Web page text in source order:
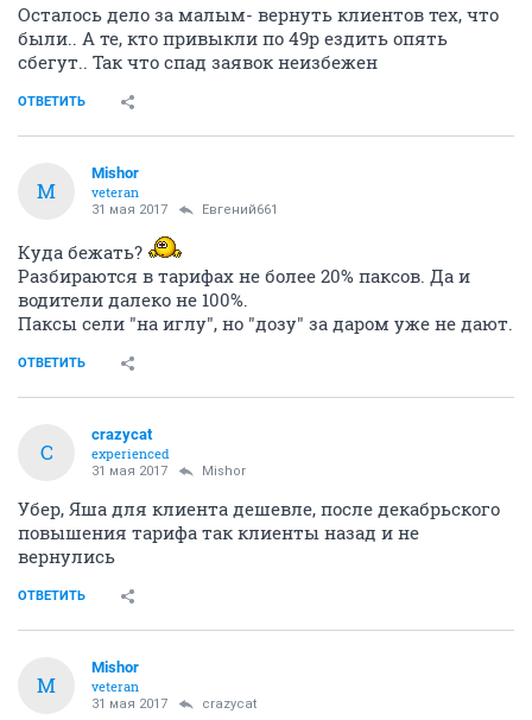
Осталось дело за малым- вернуть клиентов тех, что
были.. А те, кто привыкли по 49р ездить опять
сбегут.. Так что спад заявок неизбежен
ОТВЕТИТЬ
M
Mishor
veteran
31 мая 2017 Евгений661
Куда бежать?
Разбираются в тарифах не более 20% паксов. Да и
водители далеко не 100%.
Паксы сели "на иглу", но "дозу" за даром уже не дают.
ОТВЕТИТЬ
C
crazycat
experienced
31 мая 2017 Mishor
Убер, Яша для клиента дешевле, после декабрьского
повышения тарифа так клиенты назад и не
вернулись
ОТВЕТИТЬ
M
Mishor
veteran
31 мая 2017 crazycat